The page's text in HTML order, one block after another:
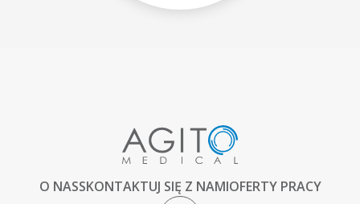
O NASSKONTAKTUJ SIĘ Z NAMIOFERTY PRACY